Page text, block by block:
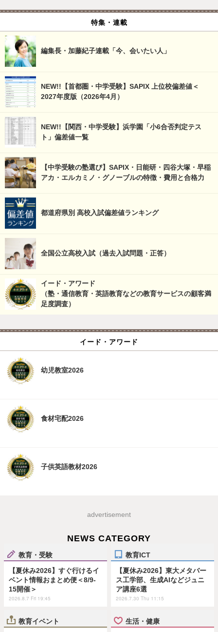
特集・連載
編集長・加藤紀子連載「今、会いたい人」
NEW!!【首都圏・中学受験】SAPIX 上位校偏差値＜
2027年度版（2026年4月）
NEW!!【関西・中学受験】浜学園「小6合否判定テス
ト」偏差値一覧
【中学受験の塾選び】SAPIX・日能研・四谷大塚・早稲
アカ・エルカミノ・グノーブルの特徴・費用と合格力
都道府県別 高校入試偏差値ランキング
全国公立高校入試（過去入試問題・正答）
イード・アワード
（塾・通信教育・英語教育などの教育サービスの顧客満
足度調査）
イード・アワード
幼児教室2026
食材宅配2026
子供英語教材2026
advertisement
NEWS CATEGORY
教育・受験
【夏休み2026】すぐ行けるイ
ベント情報おまとめ便＜8/9-
15開催＞
2026.8.7 Fri 19:45
教育ICT
【夏休み2026】東大メタバー
ス工学部、生成AIなどジュニ
ア講座6選
2026.7.30 Thu 11:15
教育イベント 生活・健康